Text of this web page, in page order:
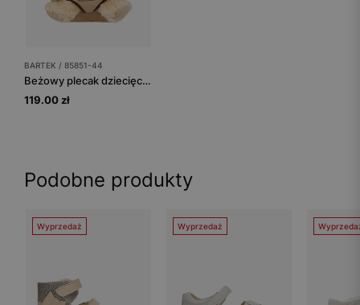
BARTEK / 85851-44
Beżowy plecak dziecięcy z misiem pluszowym 2w1 BARTEK 85851-44
119.00 zł
Podobne produkty
Wyprzedaż Wyprzedaż